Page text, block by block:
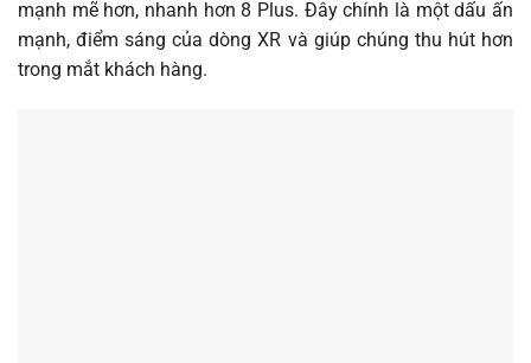
mạnh mẽ hơn, nhanh hơn 8 Plus. Đây chính là một dấu ấn
mạnh, điểm sáng của dòng XR và giúp chúng thu hút hơn
trong mắt khách hàng.